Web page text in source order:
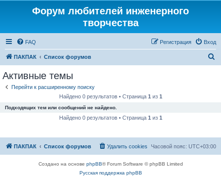
Форум любителей инженерного
творчества
FAQ Вход
Регистрация
ПАКПАК Список форумов
Активные темы
Перейти к расширенному поиску
Найдено 0 результатов • Страница 1 из 1
Подходящих тем или сообщений не найдено.
Найдено 0 результатов • Страница 1 из 1
ПАКПАК Список форумов Часовой пояс: UTC+03:00
Удалить cookies
Создано на основе phpBB® Forum Software © phpBB Limited
Русская поддержка phpBB